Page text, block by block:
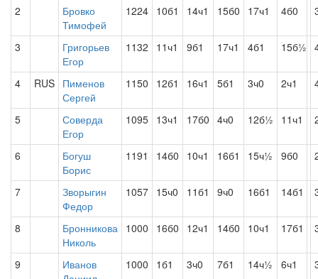
2
Бровко
Тимофей
1224 10б1 14ч1 15б0 17ч1 4б0
3
Григорьев
Егор
1132 11ч1 9б1 17ч1 4б1 15б½
4 RUS Пименов
Сергей
1150 12б1 16ч1 5б1 3ч0 2ч1
5
Соверда
Егор
1095 13ч1 17б0 4ч0 12б½ 11ч1
6
Богуш
Борис
1191 14б0 10ч1 16б1 15ч½ 9б0
7
Зворыгин
Федор
1057 15ч0 11б1 9ч0 16б1 14б1
8
Бронникова
Николь
1000 16б0 12ч1 14б0 10ч1 17б1
9
Иванов
1000 1б1 3ч0 7б1 14ч½ 6ч1